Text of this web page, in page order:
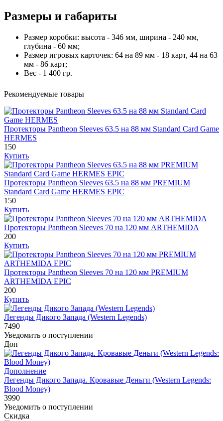
Размеры и габариты
Размер коробки: высота - 346 мм, ширина - 240 мм,
глубина - 60 мм;
Размер игровых карточек: 64 на 89 мм - 18 карт, 44 на 63
мм - 86 карт;
Вес - 1 400 гр.
Рекомендуемые товары
Протекторы Pantheon Sleeves 63.5 на 88 мм Standard Card Game
HERMES
150
Купить
Протекторы Pantheon Sleeves 63.5 на 88 мм PREMIUM
Standard Card Game HERMES EPIC
150
Купить
Протекторы Pantheon Sleeves 70 на 120 мм ARTHEMIDA
200
Купить
Протекторы Pantheon Sleeves 70 на 120 мм PREMIUM
ARTHEMIDA EPIC
200
Купить
Легенды Дикого Запада (Western Legends)
7490
Уведомить о поступлении
Доп
Дополнение
Легенды Дикого Запада. Кровавые Деньги (Western Legends:
Blood Money)
3990
Уведомить о поступлении
Скидка